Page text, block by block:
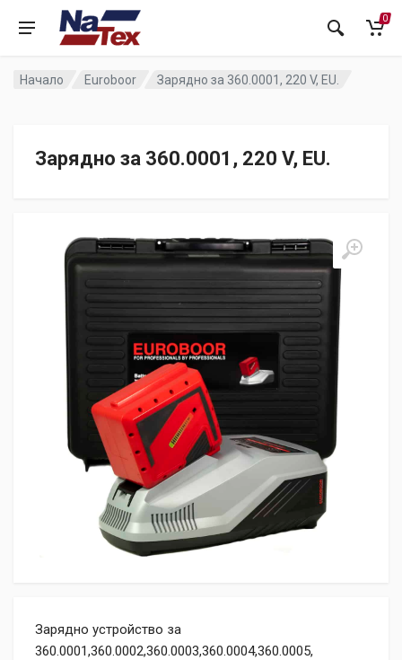
0
Начало Euroboor Зарядно за 360.0001, 220 V, EU.
Зарядно за 360.0001, 220 V, EU.
Зарядно устройство за
360.0001,360.0002,360.0003,360.0004,360.0005,